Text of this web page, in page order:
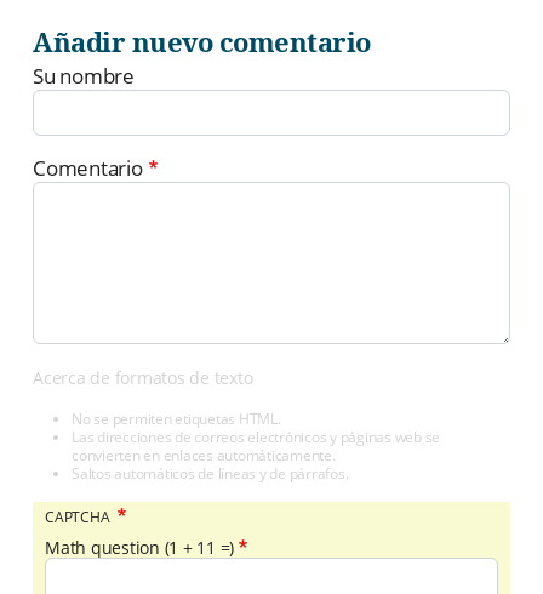
Añadir nuevo comentario
Su nombre
Comentario
Acerca de formatos de texto
No se permiten etiquetas HTML.
Las direcciones de correos electrónicos y páginas web se
convierten en enlaces automáticamente.
Saltos automáticos de líneas y de párrafos.
CAPTCHA
Math question (1 + 11 =)